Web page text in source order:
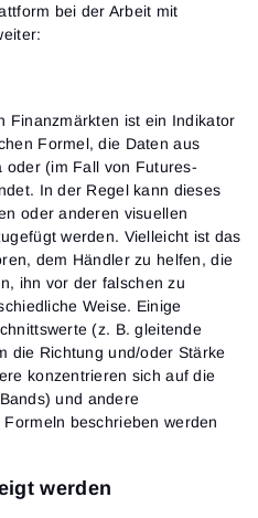
bei der Arbeit mit
Finanzmärkten ist ein Indikator
Formel, die Daten aus
oder (im Fall von Futures-
In der Regel kann dieses
oder anderen visuellen
werden. Vielleicht ist das
dem Händler zu helfen, die
ihn vor der falschen zu
Weise. Einige
(z. B. gleitende
die Richtung und/oder Stärke
konzentrieren sich auf die
und andere
beschrieben werden
werden